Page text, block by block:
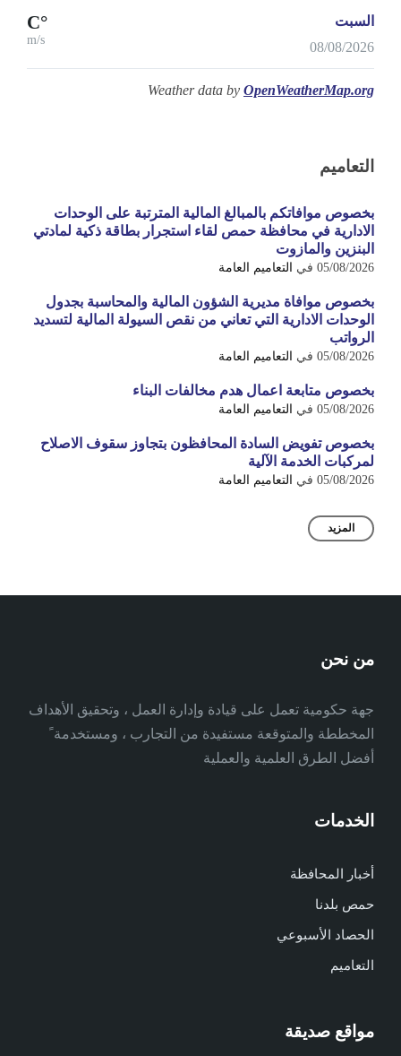
السبت
08/08/2026
°C
m/s
Weather data by OpenWeatherMap.org
التعاميم
بخصوص موافاتكم بالمبالغ المالية المترتبة على الوحدات
الادارية في محافظة حمص لقاء استجرار بطاقة ذكية لمادتي
البنزين والمازوت
05/08/2026 في التعاميم العامة
بخصوص موافاة مديرية الشؤون المالية والمحاسبة بجدول
الوحدات الادارية التي تعاني من نقص السيولة المالية لتسديد
الرواتب
05/08/2026 في التعاميم العامة
بخصوص متابعة اعمال هدم مخالفات البناء
05/08/2026 في التعاميم العامة
بخصوص تفويض السادة المحافظون بتجاوز سقوف الاصلاح
لمركبات الخدمة الآلية
05/08/2026 في التعاميم العامة
المزيد
من نحن
جهة حكومية تعمل على قيادة وإدارة العمل ، وتحقيق الأهداف
المخططة والمتوقعة مستفيدة من التجارب ، ومستخدمة ً
أفضل الطرق العلمية والعملية
الخدمات
أخبار المحافظة
حمص بلدنا
الحصاد الأسبوعي
التعاميم
مواقع صديقة